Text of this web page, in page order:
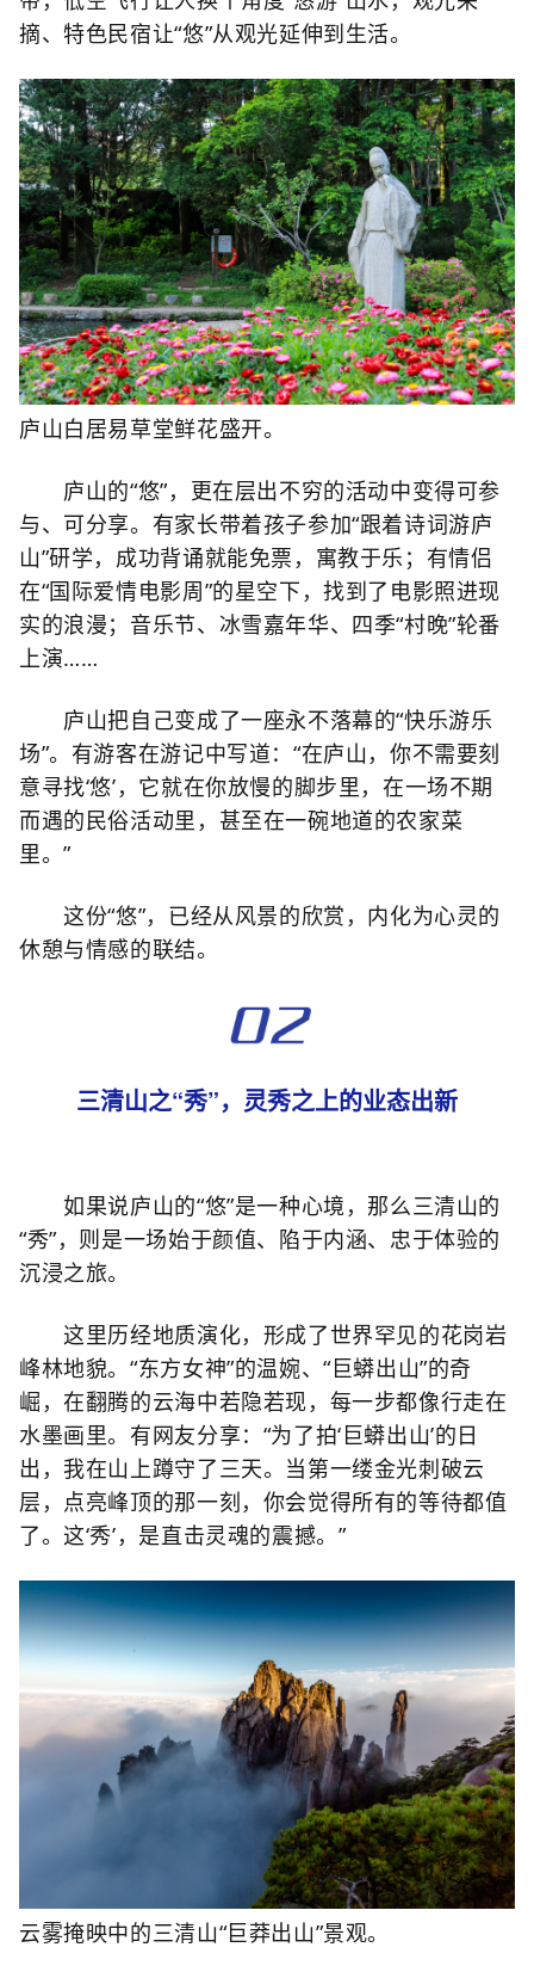
摘、特色民宿让“悠”从观光延伸到生活。
庐山白居易草堂鲜花盛开。
庐山的“悠”，更在层出不穷的活动中变得可参
与、可分享。有家长带着孩子参加“跟着诗词游庐
山”研学，成功背诵就能免票，寓教于乐；有情侣
在“国际爱情电影周”的星空下，找到了电影照进现
实的浪漫；音乐节、冰雪嘉年华、四季“村晚”轮番
上演……
庐山把自己变成了一座永不落幕的“快乐游乐
场”。有游客在游记中写道：“在庐山，你不需要刻
意寻找‘悠’，它就在你放慢的脚步里，在一场不期
而遇的民俗活动里，甚至在一碗地道的农家菜
里。”
这份“悠”，已经从风景的欣赏，内化为心灵的
休憩与情感的联结。
三清山之“秀”，灵秀之上的业态出新
如果说庐山的“悠”是一种心境，那么三清山的
“秀”，则是一场始于颜值、陷于内涵、忠于体验的
沉浸之旅。
这里历经地质演化，形成了世界罕见的花岗岩
峰林地貌。“东方女神”的温婉、“巨蟒出山”的奇
崛，在翻腾的云海中若隐若现，每一步都像行走在
水墨画里。有网友分享：“为了拍‘巨蟒出山’的日
出，我在山上蹲守了三天。当第一缕金光刺破云
层，点亮峰顶的那一刻，你会觉得所有的等待都值
了。这‘秀’，是直击灵魂的震撼。”
云雾掩映中的三清山“巨莽出山”景观。